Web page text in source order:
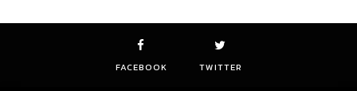
FACEBOOK TWITTER